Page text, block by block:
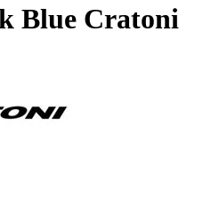
Blue Cratoni